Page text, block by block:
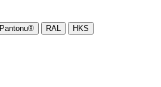
Pantonu® RAL HKS